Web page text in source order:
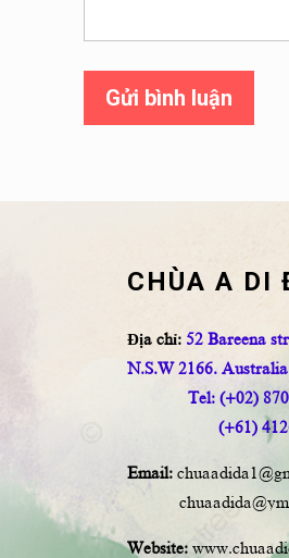
Gửi bình luận
CHÙA A DI
Địa chỉ: 52 Bareena
N.S.W 2166.
Tel: (+02)
(+61)
Email:
Website: